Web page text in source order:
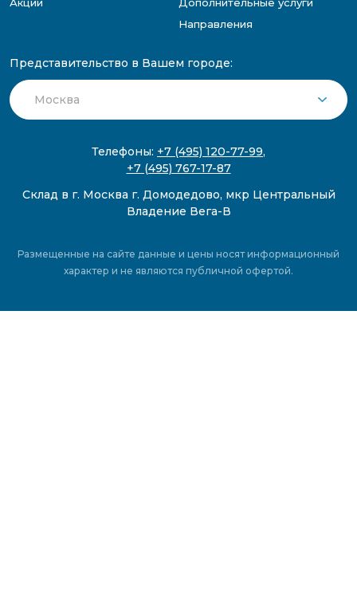
Направления
Представительство в Вашем городе:
Телефоны: +7 (495) 120-77-99,
+7 (495) 767-17-87
Склад в г. Москва г. Домодедово, мкр Центральный
Владение Вега-В
Размещенные на сайте данные и цены носят информационный
характер и не являются публичной офертой.